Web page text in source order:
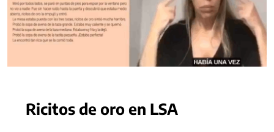
Ricitos de oro en LSA